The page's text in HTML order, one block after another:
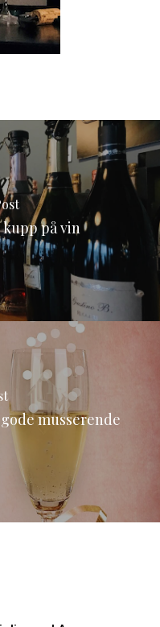
på vin
musserende